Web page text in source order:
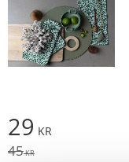
Nedsatt pris:
29 KR
Ordinarie pris:
45KR